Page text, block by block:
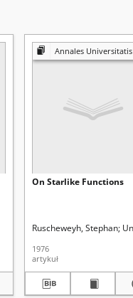
Annales Universitatis Mariae Curie-Skłodowska. Sectio A,
On Starlike Functions
Ruscheweyh, Stephan
1976
artykuł